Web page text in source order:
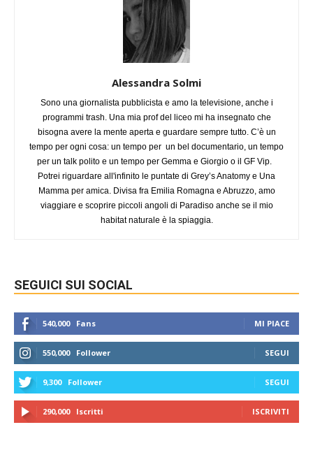
Alessandra Solmi
Sono una giornalista pubblicista e amo la televisione, anche i
programmi trash. Una mia prof del liceo mi ha insegnato che
bisogna avere la mente aperta e guardare sempre tutto. C’è un
tempo per ogni cosa: un tempo per un bel documentario, un tempo
per un talk polito e un tempo per Gemma e Giorgio o il GF Vip.
Potrei riguardare all'infinito le puntate di Grey’s Anatomy e Una
Mamma per amica. Divisa fra Emilia Romagna e Abruzzo, amo
viaggiare e scoprire piccoli angoli di Paradiso anche se il mio
habitat naturale è la spiaggia.
SEGUICI SUI SOCIAL
540,000 Fans MI PIACE
550,000 Follower SEGUI
9,300 Follower SEGUI
290,000 Iscritti ISCRIVITI